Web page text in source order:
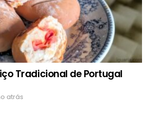
Tradicional de Portugal
atrás